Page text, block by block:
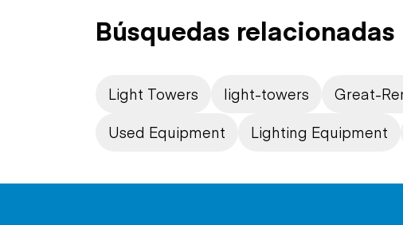
Búsquedas relacionadas
Light Towers light-towers Great-
Used Equipment
Lighting Equipment